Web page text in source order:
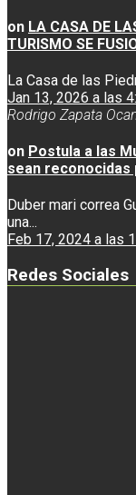
on LA CASA DE
TURISMO SE
La Casa de las
Jan 13, 2026 a las
Rodrigo Zapata
on Postula a las
sean reconocidas
Duber mari correa
una...
Feb 17, 2024 a las
Redes Sociales